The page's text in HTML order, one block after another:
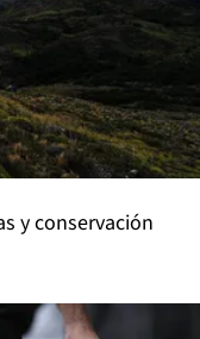
y conservación